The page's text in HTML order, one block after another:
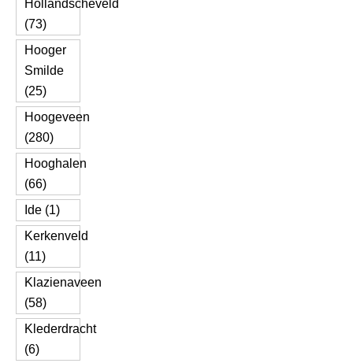
Hollandscheveld
(73)
Hooger
Smilde
(25)
Hoogeveen
(280)
Hooghalen
(66)
Ide (1)
Kerkenveld
(11)
Klazienaveen
(58)
Klederdracht
(6)